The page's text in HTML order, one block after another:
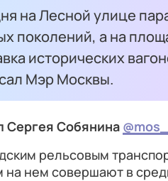
на Лесной улице
поколений, а на
исторических
Мэр Москвы.
Сергея Собянина
рельсовым
на нем совершают в